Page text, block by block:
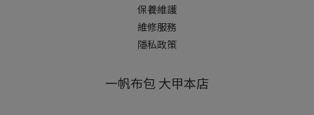
保養維護
維修服務
隱私政策
一帆布包 大甲本店